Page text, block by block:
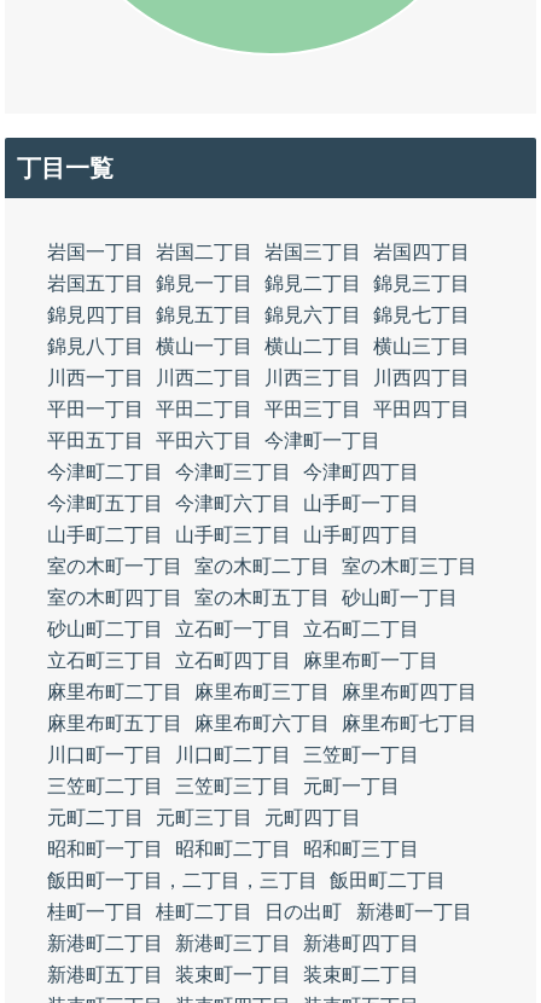
丁目一覧
岩国一丁目 岩国二丁目 岩国三丁目
岩国四丁目
岩国五丁目
錦見一丁目 錦見二丁目
錦見三丁目
錦見四丁目
錦見五丁目 錦見六丁目
錦見七丁目
錦見八丁目
横山一丁目 横山二丁目
横山三丁目
川西一丁目
川西二丁目 川西三丁目
川西四丁目
平田一丁目
平田二丁目 平田三丁目
平田四丁目
平田五丁目
平田六丁目
今津町一丁目
今津町二丁目
今津町三丁目
今津町四丁目
今津町五丁目
今津町六丁目
山手町一丁目
山手町二丁目
山手町三丁目
山手町四丁目
室の木町一丁目
室の木町二丁目
室の木町三丁目
室の木町四丁目
室の木町五丁目
砂山町一丁目
砂山町二丁目
立石町一丁目
立石町二丁目
立石町三丁目
立石町四丁目
麻里布町一丁目
麻里布町二丁目
麻里布町三丁目
麻里布町四丁目
麻里布町五丁目
麻里布町六丁目
麻里布町七丁目
川口町一丁目
川口町二丁目
三笠町一丁目
三笠町二丁目
三笠町三丁目
元町一丁目
元町二丁目
元町三丁目
元町四丁目
昭和町一丁目
昭和町二丁目
昭和町三丁目
飯田町一丁目，二丁目，三丁目
飯田町二丁目
桂町一丁目
桂町二丁目 日の出町
新港町一丁目
新港町二丁目
新港町三丁目
新港町四丁目
新港町五丁目
装束町一丁目
装束町二丁目